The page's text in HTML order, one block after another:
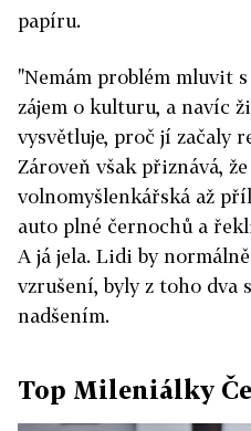
papíru.
"Nemám problém mluvit
zájem o kulturu, a navíc
vysvětluje, proč jí začaly
Zároveň však přiznává,
volnomyšlenkářská až
auto plné černochů a
A já jela. Lidi by
vzrušení, byly z toho dva
nadšením.
Top Mileniálky